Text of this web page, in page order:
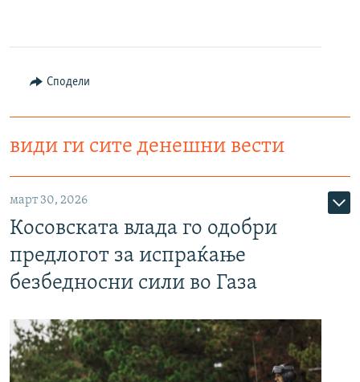
Сподели
види ги сите денешни вести
март 30, 2026
Косовската влада го одобри
предлогот за испраќање
безбедносни сили во Газа